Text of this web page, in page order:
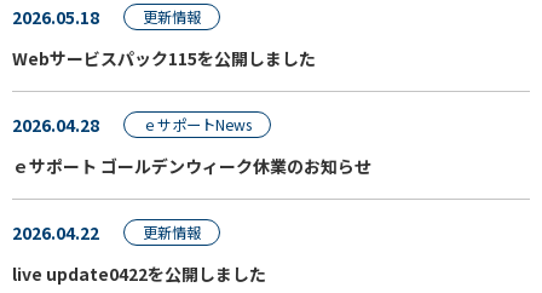
2026.05.18 更新情報
Webサービスパック115を公開しました
2026.04.28 ｅサポートNews
ｅサポート ゴールデンウィーク休業のお知らせ
2026.04.22 更新情報
live update0422を公開しました